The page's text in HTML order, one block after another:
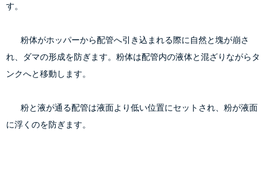
す。
れ、ダマの形成を防ぎます。粉体は配管内の液体と混ざりながらタ
ンクへと移動します。
に浮くのを防ぎます。